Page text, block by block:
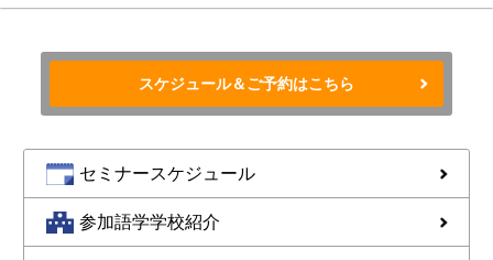
スケジュール＆ご予約はこちら
セミナースケジュール
参加語学学校紹介